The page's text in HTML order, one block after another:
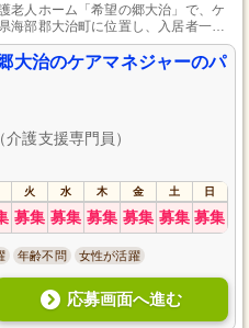
老人ホーム「希望の郷大治」で、ケ
海部郡大治町に位置し、入居者一人
環境です。未経験でも安心のサポー
好の機会です。パート・アルバイト
を取りながら働ける柔軟な勤務形態
大治のケアマネジャーのパ
護支援専門員）
火 水 木 金 土 日
募集 募集 募集 募集 募集 募集
年齢不問 女性が活躍
応募画面へ進む